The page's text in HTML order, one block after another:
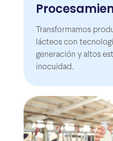
Transformamos
lácteos con
generación y altos
inocuidad.